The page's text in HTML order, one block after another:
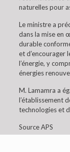
naturelles pour
Le ministre a
dans la mise en
durable
et d’encourager
l’énergie, y
énergies
M. Lamamra a
l’établissement
technologies et
Source APS